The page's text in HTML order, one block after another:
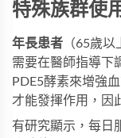
特殊族群使
年長患者 （65歲以
需要在醫師指導下
PDE5酵素來增強
才能發揮作用，因
有研究顯示，每日